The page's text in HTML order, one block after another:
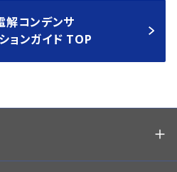
解コンデンサ
ョンガイド TOP